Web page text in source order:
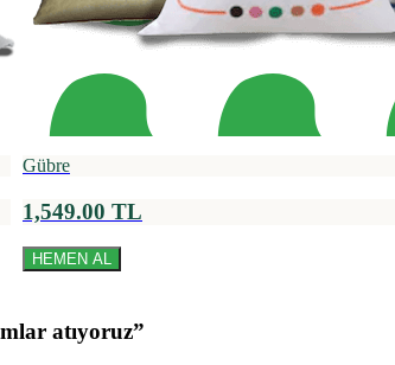
Gübre
1,549.00 TL
HEMEN AL
atıyoruz”